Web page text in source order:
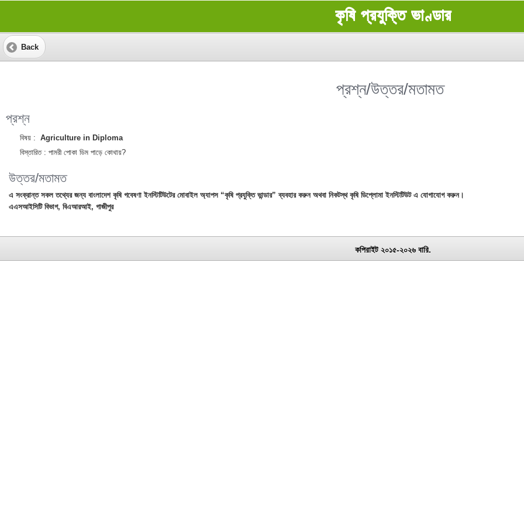
কৃষি প্রযুক্তি ভাণ্ডার
Back
প্রশ্ন/উত্তর/মতামত
প্রশ্ন
বিষয় : Agriculture in Diploma
বিস্তারিত : পামরী পোকা ডিম পাড়ে কোথায়?
উত্তর/মতামত
এ সংক্রান্ত সকল তথ্যের জন্য বাংলাদেশ কৃষি গবেষণা ইনস্টিটিউটের মোবাইল অ্যাপস “কৃষি প্রযুক্তি ভান্ডার” ব্যবহার করুন অথবা নিকটস্থ কৃষি ডিপ্লোমা ইনস্টিটিউট এ যোগাযোগ করুন।
এএসআইসিটি বিভাগ, বিএআরআই, গাজীপুর
কপিরাইট ২০১৫-২০২৬ বারি.